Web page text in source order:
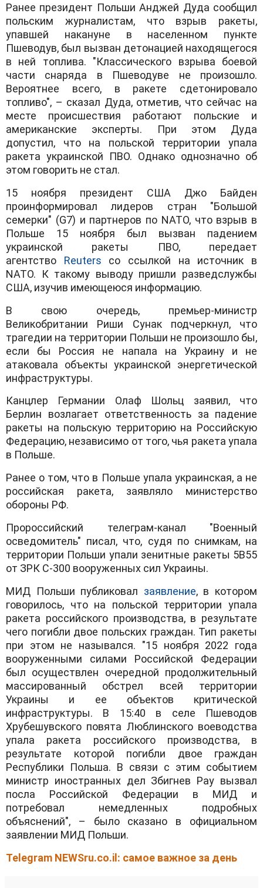
Ранее президент Польши Анджей Дуда сообщил
польским журналистам, что взрыв ракеты,
упавшей накануне в населенном пункте
Пшеводув, был вызван детонацией находящегося
в ней топлива. "Классического взрыва боевой
части снаряда в Пшеводуве не произошло.
Вероятнее всего, в ракете сдетонировало
топливо", – сказал Дуда, отметив, что сейчас на
месте происшествия работают польские и
американские эксперты. При этом Дуда
допустил, что на польской территории упала
ракета украинской ПВО. Однако однозначно об
этом говорить не стал.
15 ноября президент США Джо Байден
проинформировал лидеров стран "Большой
семерки" (G7) и партнеров по NATO, что взрыв в
Польше 15 ноября был вызван падением
украинской ракеты ПВО, передает
агентство Reuters со ссылкой на источник в
NATO. К такому выводу пришли разведслужбы
США, изучив имеющеюся информацию.
В свою очередь, премьер-министр
Великобритании Риши Сунак подчеркнул, что
трагедии на территории Польши не произошло бы,
если бы Россия не напала на Украину и не
атаковала объекты украинской энергетической
инфраструктуры.
Канцлер Германии Олаф Шольц заявил, что
Берлин возлагает ответственность за падение
ракеты на польскую территорию на Российскую
Федерацию, независимо от того, чья ракета упала
в Польше.
Ранее о том, что в Польше упала украинская, а не
российская ракета, заявляло министерство
обороны РФ.
Пророссийский телеграм-канал "Военный
осведомитель" писал, что, судя по снимкам, на
территории Польши упали зенитные ракеты 5В55
от ЗРК С-300 вооруженных сил Украины.
МИД Польши публиковал заявление, в котором
говорилось, что на польской территории упала
ракета российского производства, в результате
чего погибли двое польских граждан. Тип ракеты
при этом не назывался. "15 ноября 2022 года
вооруженными силами Российской Федерации
был осуществлен очередной продолжительный
массированный обстрел всей территории
Украины и ее объектов критической
инфраструктуры. В 15:40 в селе Пшеводов
Хрубешувского повята Люблинского воеводства
упала ракета российского производства, в
результате которой погибли двое граждан
Республики Польша. В связи с этим событием
министр иностранных дел Збигнев Рау вызвал
посла Российской Федерации в МИД и
потребовал немедленных подробных
объяснений", – было сказано в официальном
заявлении МИД Польши.
Telegram NEWSru.co.il: самое важное за день